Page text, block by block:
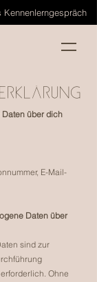
über dich
E-Mail-
Daten über
sind zur
Ohne